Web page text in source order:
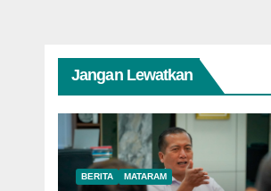
Jangan Lewatkan
BERITA MATARAM